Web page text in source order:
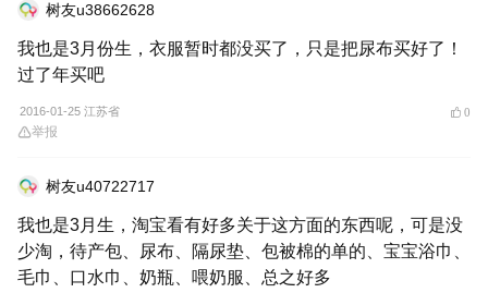
树友u38662628
我也是3月份生，衣服暂时都没买了，只是把尿布买好了！
过了年买吧
2016-01-25 江苏省 0
举报
树友u40722717
我也是3月生，淘宝看有好多关于这方面的东西呢，可是没
少淘，待产包、尿布、隔尿垫、包被棉的单的、宝宝浴巾、
毛巾、口水巾、奶瓶、喂奶服、总之好多